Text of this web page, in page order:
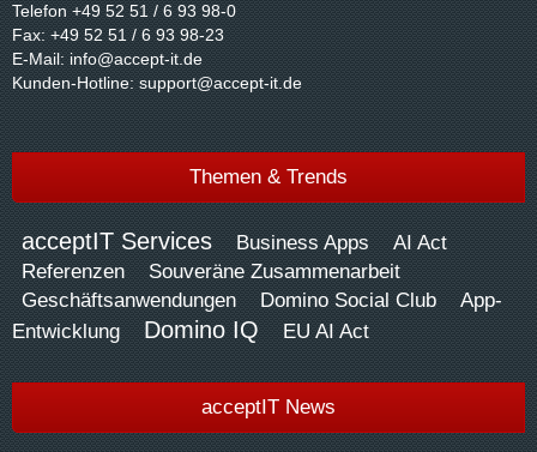
Telefon +49 52 51 / 6 93 98-0
Fax: +49 52 51 / 6 93 98-23
E-Mail: info@accept-it.de
Kunden-Hotline: support@accept-it.de
Themen & Trends
acceptIT Services Business Apps
AI Act
Referenzen
Souveräne Zusammenarbeit
Geschäftsanwendungen
Domino Social Club
App-
Entwicklung
Domino IQ EU AI Act
acceptIT News